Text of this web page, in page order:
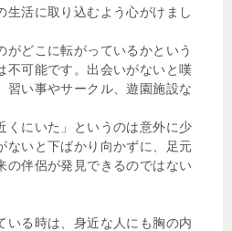
生活に取り込むよう心がけまし
がどこに転がっているかという
不可能です。出会いがないと嘆
習い事やサークル、遊園施設な
くにいた」というのは意外に少
ないと下ばかり向かずに、足元
の伴侶が発見できるのではない
いる時は、身近な人にも胸の内